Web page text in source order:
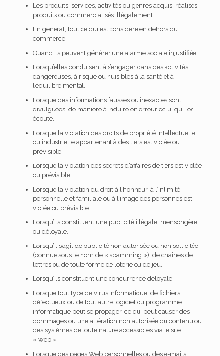
Les produits, services, activités ou genres acquis, réalisés,
produits ou commercialisés illégalement.
En général, tout ce qui est considéré en dehors du
commerce.
Quand ils peuvent générer une alarme sociale injustifiée.
Lorsqu’elles conduisent à s’engager dans des activités
dangereuses, à risque ou nuisibles à la santé et à
l’équilibre mental.
Lorsque des informations fausses ou inexactes sont
divulguées, de manière à induire en erreur celui qui les
écoute.
Lorsque la violation des droits de propriété intellectuelle
ou industrielle appartenant à des tiers est violée ou
prévisible.
Lorsque la violation des secrets d’affaires de tiers est violée
ou prévisible.
Lorsque la violation du droit à l’honneur, à l’intimité
personnelle et familiale ou à l’image des personnes est
violée ou prévisible.
Lorsqu’ils constituent une publicité illégale, mensongère
ou déloyale.
Lorsqu’il s’agit de publicité non autorisée ou non sollicitée
(connue sous le nom de « spamming »), de chaînes de
lettres ou de toute forme de loterie ou de jeu.
Lorsqu’ils constituent une concurrence déloyale.
Lorsque tout type de virus informatique, de fichiers
défectueux ou de tout autre logiciel ou programme
informatique peut se propager, ce qui peut causer des
dommages ou une altération non autorisée du contenu ou
des systèmes de toute nature accessibles via le site
« web ».
Lorsque des pages Web personnelles ou des e-mails